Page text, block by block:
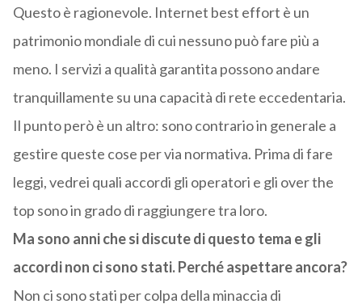
Questo è ragionevole. Internet best effort è un
patrimonio mondiale di cui nessuno può fare più a
meno. I servizi a qualità garantita possono andare
tranquillamente su una capacità di rete eccedentaria.
Il punto però è un altro: sono contrario in generale a
gestire queste cose per via normativa. Prima di fare
leggi, vedrei quali accordi gli operatori e gli over the
top sono in grado di raggiungere tra loro.
Ma sono anni che si discute di questo tema e gli
accordi non ci sono stati. Perché aspettare ancora?
Non ci sono stati per colpa della minaccia di